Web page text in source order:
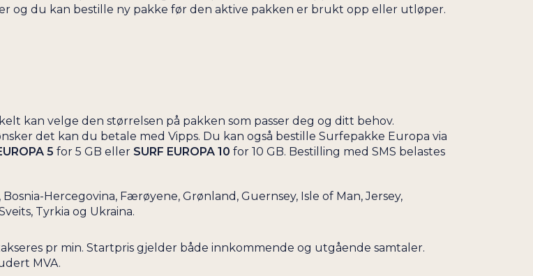
og du kan bestille ny pakke før den aktive pakken er brukt opp eller utløper.
kan velge den størrelsen på pakken som passer deg og ditt behov.
det kan du betale med Vipps. Du kan også bestille Surfepakke Europa via
5for 5 GB eller SURF EUROPA 10 for 10 GB. Bestilling med SMS belastes
Hercegovina, Færøyene, Grønland, Guernsey, Isle of Man, Jersey,
Tyrkia og Ukraina.
pr min. Startpris gjelder både innkommende og utgående samtaler.
MVA.